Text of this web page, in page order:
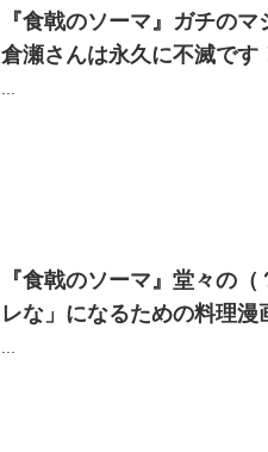
『食戟のソーマ』ガチの
倉瀬さんは永久に不滅です
...
『食戟のソーマ』堂々の
レな」になるための料理漫
...